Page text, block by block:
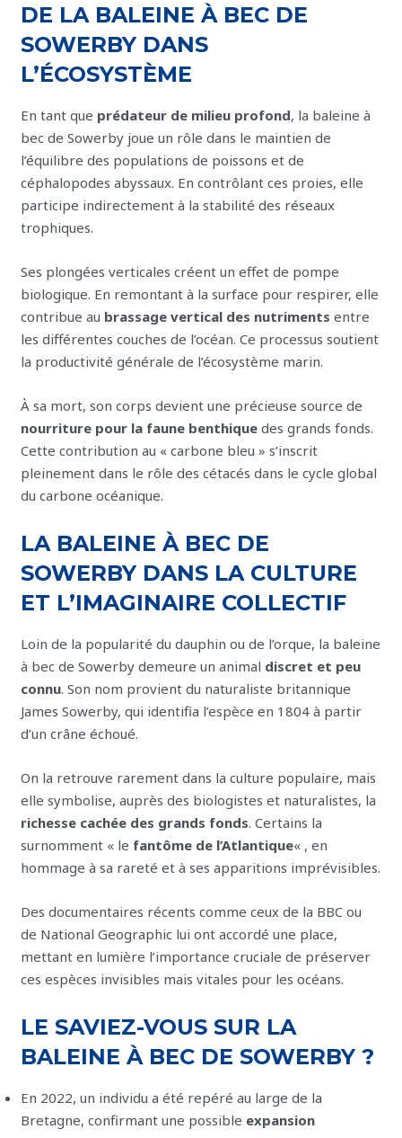
DE LA BALEINE À BEC DE
SOWERBY DANS
L’ÉCOSYSTÈME
En tant que prédateur de milieu profond, la baleine à
bec de Sowerby joue un rôle dans le maintien de
l’équilibre des populations de poissons et de
céphalopodes abyssaux. En contrôlant ces proies, elle
participe indirectement à la stabilité des réseaux
trophiques.
Ses plongées verticales créent un effet de pompe
biologique. En remontant à la surface pour respirer, elle
contribue au brassage vertical des nutriments entre
les différentes couches de l’océan. Ce processus soutient
la productivité générale de l’écosystème marin.
À sa mort, son corps devient une précieuse source de
nourriture pour la faune benthique des grands fonds.
Cette contribution au « carbone bleu » s’inscrit
pleinement dans le rôle des cétacés dans le cycle global
du carbone océanique.
LA BALEINE À BEC DE
SOWERBY DANS LA CULTURE
ET L’IMAGINAIRE COLLECTIF
Loin de la popularité du dauphin ou de l’orque, la baleine
à bec de Sowerby demeure un animal discret et peu
connu. Son nom provient du naturaliste britannique
James Sowerby, qui identifia l’espèce en 1804 à partir
d’un crâne échoué.
On la retrouve rarement dans la culture populaire, mais
elle symbolise, auprès des biologistes et naturalistes, la
richesse cachée des grands fonds. Certains la
surnomment « le fantôme de l’Atlantique« , en
hommage à sa rareté et à ses apparitions imprévisibles.
Des documentaires récents comme ceux de la BBC ou
de National Geographic lui ont accordé une place,
mettant en lumière l’importance cruciale de préserver
ces espèces invisibles mais vitales pour les océans.
LE SAVIEZ-VOUS SUR LA
BALEINE À BEC DE SOWERBY ?
En 2022, un individu a été repéré au large de la
Bretagne, confirmant une possible expansion